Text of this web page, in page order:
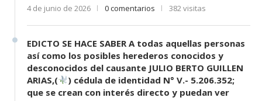
4 de junio de 2026 0 comentarios 382 visitas
EDICTO SE HACE SABER A todas aquellas personas
así como los posibles herederos conocidos y
desconocidos del causante JULIO BERTO GUILLEN
ARIAS,(
) cédula de identidad N° V.- 5.206.352;
que se crean con interés directo y puedan ver